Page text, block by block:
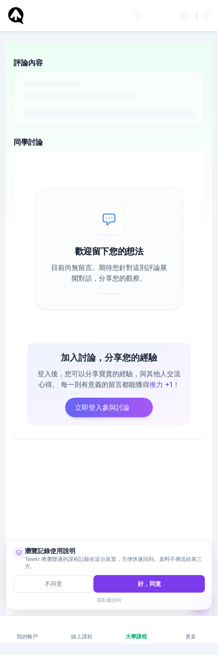
評論內容
同學討論
歡迎留下您的想法
目前尚無留言。期待您針對這則評論展
開對話，分享您的觀察。
加入討論，分享您的經驗
登入後，您可以分享寶貴的經驗，與其他人交流
心得。
每一則有意義的留言都能獲得推力 +1 ！
立即登入參與討論
我的帳戶 線上課程 大學課程 更多
瀏覽記錄使用說明
Tewkr 將瀏覽過的課程記錄在這台裝置，方便快速回到。資料不傳送給第三
方。
不同意 好，同意
隱私權說明